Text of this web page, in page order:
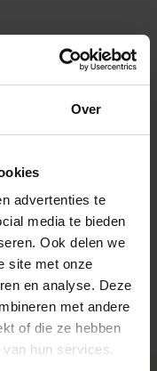
Over
advertenties te
media te bieden
Ook delen we
site met onze
en analyse. Deze
met andere
of die ze hebben
hun services.